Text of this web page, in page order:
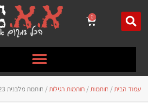
0
עמוד הבית/ חותמות/ חותמות רגילות/ חותמת מלבנית 59/23 מ"מ